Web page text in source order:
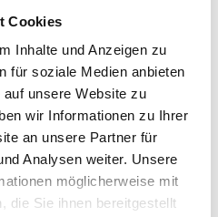
Cookies
Inhalte und Anzeigen zu
für soziale Medien anbieten
unsere Website zu
wir Informationen zu Ihrer
an unsere Partner für
Analysen weiter. Unsere
möglicherweise mit
die Sie ihnen bereitgestellt